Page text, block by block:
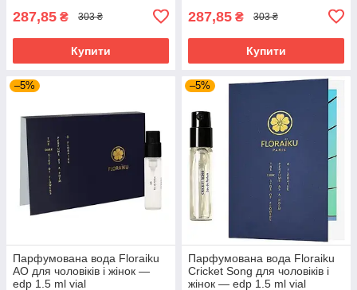
287,85 ₴ 303 ₴
Купити
287,85 ₴ 303 ₴
Купити
–5%
Парфумована вода Floraiku
AO для чоловіків і жінок —
edp 1.5 ml vial
–5%
Парфумована вода Floraiku
Cricket Song для чоловіків і
жінок — edp 1.5 ml vial